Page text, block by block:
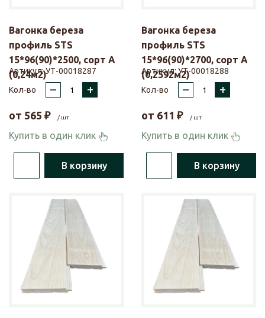
Вагонка береза
профиль STS
15*96(90)*2500, сорт А
(0,24м2)
Артикул:УТ-00018287
Кол-во
– +
от 565 ₽ / шт
Купить в один клик
В корзину
Вагонка береза
профиль STS
15*96(90)*2700, сорт А
(0,2592м2)
Артикул:УТ-00018288
Кол-во
– +
от 611 ₽ / шт
Купить в один клик
В корзину